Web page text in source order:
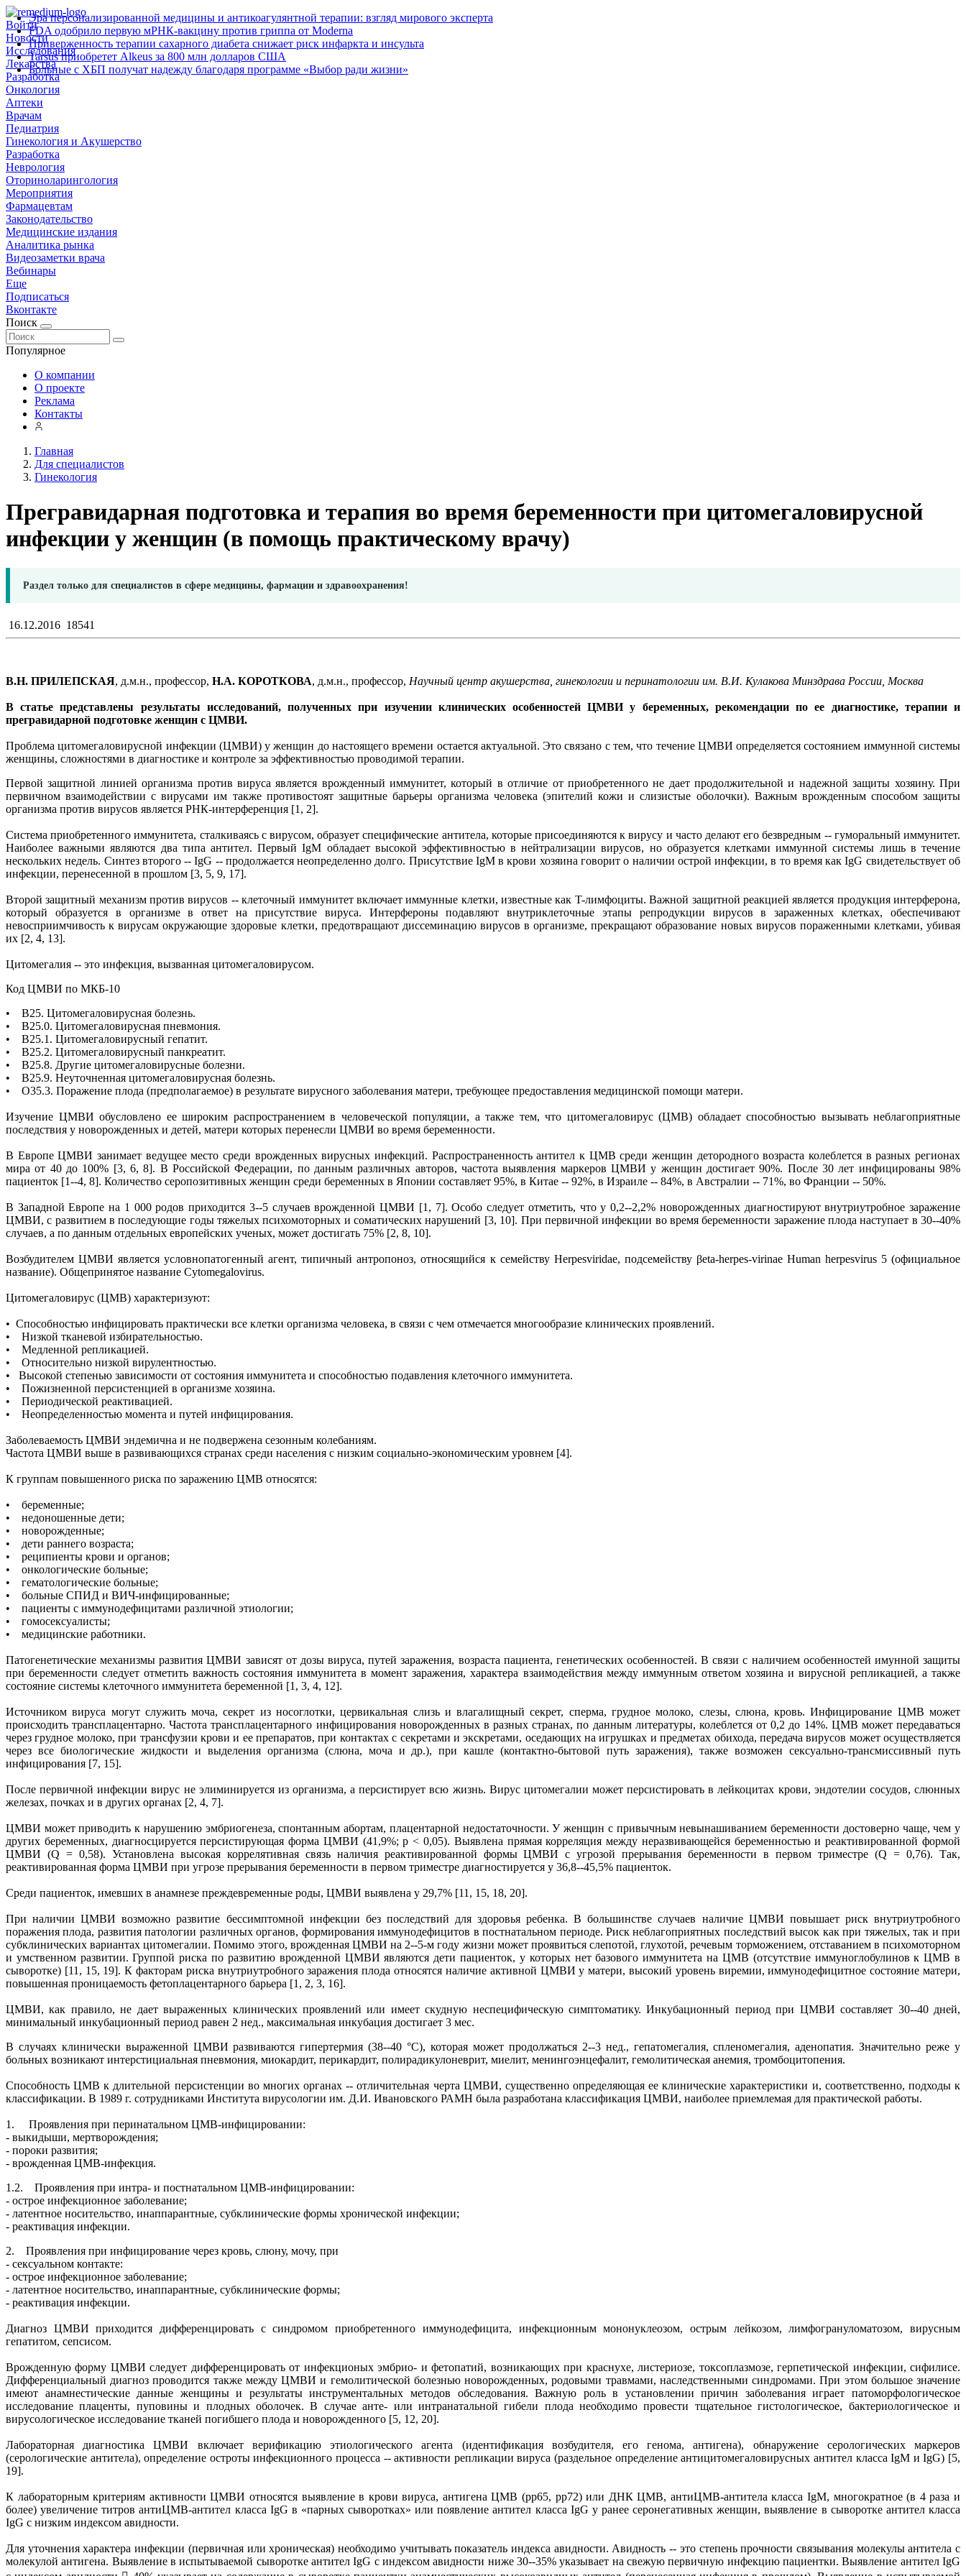
Войти
Новости
Исследования
Лекарства
Разработка
Онкология
Аптеки
Врачам
Педиатрия
Гинекология и Акушерство
Разработка
Неврология
Оториноларингология
Мероприятия
Фармацевтам
Законодательство
Медицинские издания
Аналитика рынка
Видеозаметки врача
Вебинары
Еще
Подписаться
Вконтакте
Поиск
Популярное
Эра персонализированной медицины и антикоагулянтной терапии: взгляд мирового эксперта
FDA одобрило первую мРНК‑вакцину против гриппа от Moderna
Приверженность терапии сахарного диабета снижает риск инфаркта и инсульта
Tarsus приобретет Alkeus за 800 млн долларов США
Больные с ХБП получат надежду благодаря программе «Выбор ради жизни»
О компании
О проекте
Реклама
Контакты
Главная
Для специалистов
Гинекология
Прегравидарная подготовка и терапия во время беременности при цитомегаловирусной
инфекции у женщин (в помощь практическому врачу)
Раздел только для специалистов в сфере медицины, фармации и здравоохранения!
16.12.2016 18541
В.Н. ПРИЛЕПСКАЯ, д.м.н., профессор, Н.А. КОРОТКОВА, д.м.н., профессор, Научный центр акушерства, гинекологии и перинатологии им. В.И. Кулакова Минздрава России, Москва
В статье представлены результаты исследований, полученных при изучении клинических особенностей ЦМВИ у беременных, рекомендации по ее диагностике, терапии и
прегравидарной подготовке женщин с ЦМВИ.
Проблема цитомегаловирусной инфекции (ЦМВИ) у женщин до настоящего времени остается актуальной. Это связано с тем, что течение ЦМВИ определяется состоянием иммунной системы
женщины, сложностями в диагностике и контроле за эффективностью проводимой терапии.
Первой защитной линией организма против вируса является врожденный иммунитет, который в отличие от приобретенного не дает продолжительной и надежной защиты хозяину. При
первичном взаимодействии с вирусами им также противостоят защитные барьеры организма человека (эпителий кожи и слизистые оболочки). Важным врожденным способом защиты
организма против вирусов является РНК-интерференция [1, 2].
Система приобретенного иммунитета, сталкиваясь с вирусом, образует специфические антитела, которые присоединяются к вирусу и часто делают его безвредным -- гуморальный иммунитет.
Наиболее важными являются два типа антител. Первый IgM обладает высокой эффективностью в нейтрализации вирусов, но образуется клетками иммунной системы лишь в течение
нескольких недель. Синтез второго -- IgG -- продолжается неопределенно долго. Присутствие IgM в крови хозяина говорит о наличии острой инфекции, в то время как IgG свидетельствует об
инфекции, перенесенной в прошлом [3, 5, 9, 17].
Второй защитный механизм против вирусов -- клеточный иммунитет включает иммунные клетки, известные как T-лимфоциты. Важной защитной реакцией является продукция интерферона,
который образуется в организме в ответ на присутствие вируса. Интерфероны подавляют внутриклеточные этапы репродукции вирусов в зараженных клетках, обеспечивают
невосприимчивость к вирусам окружающие здоровые клетки, предотвращают диссеминацию вирусов в организме, прекращают образование новых вирусов пораженными клетками, убивая
их [2, 4, 13].
Цитомегалия -- это инфекция, вызванная цитомегаловирусом.
Код ЦМВИ по МКБ-10
• В25. Цитомегаловирусная болезнь.
• В25.0. Цитомегаловирусная пневмония.
• В25.1. Цитомегаловирусный гепатит.
• В25.2. Цитомегаловирусный панкреатит.
• В25.8. Другие цитомегаловирусные болезни.
• В25.9. Неуточненная цитомегаловирусная болезнь.
• О35.3. Поражение плода (предполагаемое) в результате вирусного заболевания матери, требующее предоставления медицинской помощи матери.
Изучение ЦМВИ обусловлено ее широким распространением в человеческой популяции, а также тем, что цитомегаловирус (ЦМВ) обладает способностью вызывать неблагоприятные
последствия у новорожденных и детей, матери которых перенесли ЦМВИ во время беременности.
В Европе ЦМВИ занимает ведущее место среди врожденных вирусных инфекций. Распространенность антител к ЦМВ среди женщин детородного возраста колеблется в разных регионах
мира от 40 до 100% [3, 6, 8]. В Российской Федерации, по данным различных авторов, частота выявления маркеров ЦМВИ у женщин достигает 90%. После 30 лет инфицированы 98%
пациенток [1--4, 8]. Количество серопозитивных женщин среди беременных в Японии составляет 95%, в Китае -- 92%, в Израиле -- 84%, в Австралии -- 71%, во Франции -- 50%.
В Западной Европе на 1 000 родов приходится 3--5 случаев врожденной ЦМВИ [1, 7]. Особо следует отметить, что у 0,2--2,2% новорожденных диагностируют внутриутробное заражение
ЦМВИ, с развитием в последующие годы тяжелых психомоторных и соматических нарушений [3, 10]. При первичной инфекции во время беременности заражение плода наступает в 30--40%
случаев, а по данным отдельных европейских ученых, может достигать 75% [2, 8, 10].
Возбудителем ЦМВИ является условнопатогенный агент, типичный антропоноз, относящийся к семейству Herpesviridae, подсемейству βeta-herpes-virinae Human herpesvirus 5 (официальное
название). Общепринятое название Cytomegalovirus.
Цитомегаловирус (ЦМВ) характеризуют:
• Способностью инфицировать практически все клетки организма человека, в связи с чем отмечается многообразие клинических проявлений.
• Низкой тканевой избирательностью.
• Медленной репликацией.
• Относительно низкой вирулентностью.
• Высокой степенью зависимости от состояния иммунитета и способностью подавления клеточного иммунитета.
• Пожизненной персистенцией в организме хозяина.
• Периодической реактивацией.
• Неопределенностью момента и путей инфицирования.
Заболеваемость ЦМВИ эндемична и не подвержена сезонным колебаниям.
Частота ЦМВИ выше в развивающихся странах среди населения с низким социально-экономическим уровнем [4].
К группам повышенного риска по заражению ЦМВ относятся:
• беременные;
• недоношенные дети;
• новорожденные;
• дети раннего возраста;
• реципиенты крови и органов;
• онкологические больные;
• гематологические больные;
• больные СПИД и ВИЧ-инфицированные;
• пациенты с иммунодефицитами различной этиологии;
• гомосексуалисты;
• медицинские работники.
Патогенетические механизмы развития ЦМВИ зависят от дозы вируса, путей заражения, возраста пациента, генетических особенностей. В связи с наличием особенностей имунной защиты
при беременности следует отметить важность состояния иммунитета в момент заражения, характера взаимодействия между иммунным ответом хозяина и вирусной репликацией, а также
состояние системы клеточного иммунитета беременной [1, 3, 4, 12].
Источником вируса могут служить моча, секрет из носоглотки, цервикальная слизь и влагалищный секрет, сперма, грудное молоко, слезы, слюна, кровь. Инфицирование ЦМВ может
происходить трансплацентарно. Частота трансплацентарного инфицирования новорожденных в разных странах, по данным литературы, колеблется от 0,2 до 14%. ЦМВ может передаваться
через грудное молоко, при трансфузии крови и ее препаратов, при контактах с секретами и экскретами, оседающих на игрушках и предметах обихода, передача вирусов может осуществляется
через все биологические жидкости и выделения организма (слюна, моча и др.), при кашле (контактно-бытовой путь заражения), также возможен сексуально-трансмиссивный путь
инфицирования [7, 15].
После первичной инфекции вирус не элиминируется из организма, а персистирует всю жизнь. Вирус цитомегалии может персистировать в лейкоцитах крови, эндотелии сосудов, слюнных
железах, почках и в других органах [2, 4, 7].
ЦМВИ может приводить к нарушению эмбриогенеза, спонтанным абортам, плацентарной недостаточности. У женщин с привычным невынашиванием беременности достоверно чаще, чем у
других беременных, диагносцируется персистирующая форма ЦМВИ (41,9%; р < 0,05). Выявлена прямая корреляция между неразвивающейся беременностью и реактивированной формой
ЦМВИ (Q = 0,58). Установлена высокая коррелятивная связь наличия реактивированной формы ЦМВИ с угрозой прерывания беременности в первом триместре (Q = 0,76). Так,
реактивированная форма ЦМВИ при угрозе прерывания беременности в первом триместре диагностируется у 36,8--45,5% пациенток.
Среди пациенток, имевших в анамнезе преждевременные роды, ЦМВИ выявлена у 29,7% [11, 15, 18, 20].
При наличии ЦМВИ возможно развитие бессимптомной инфекции без последствий для здоровья ребенка. В большинстве случаев наличие ЦМВИ повышает риск внутриутробного
поражения плода, развития патологии различных органов, формирования иммунодефицитов в постнатальном периоде. Риск неблагоприятных последствий высок как при тяжелых, так и при
субклинических вариантах цитомегалии. Помимо этого, врожденная ЦМВИ на 2--5-м году жизни может проявиться слепотой, глухотой, речевым торможением, отставанием в психомоторном
и умственном развитии. Группой риска по развитию врожденной ЦМВИ являются дети пациенток, у которых нет базового иммунитета на ЦМВ (отсутствие иммуноглобулинов к ЦМВ в
сыворотке) [11, 15, 19]. К факторам риска внутриутробного заражения плода относятся наличие активной ЦМВИ у матери, высокий уровень виремии, иммунодефицитное состояние матери,
повышенная проницаемость фетоплацентарного барьера [1, 2, 3, 16].
ЦМВИ, как правило, не дает выраженных клинических проявлений или имеет скудную неспецифическую симптоматику. Инкубационный период при ЦМВИ составляет 30--40 дней,
минимальный инкубационный период равен 2 нед., максимальная инкубация достигает 3 мес.
В случаях клинически выраженной ЦМВИ развиваются гипертермия (38--40 °С), которая может продолжаться 2--3 нед., гепатомегалия, спленомегалия, аденопатия. Значительно реже у
больных возникают интерстициальная пневмония, миокардит, перикардит, полирадикулоневрит, миелит, менингоэнцефалит, гемолитическая анемия, тромбоцитопения.
Способность ЦМВ к длительной персистенции во многих органах -- отличительная черта ЦМВИ, существенно определяющая ее клинические характеристики и, соответственно, подходы к
классификации. В 1989 г. сотрудниками Института вирусологии им. Д.И. Ивановского РАМН была разработана классификация ЦМВИ, наиболее приемлемая для практической работы.
1. Проявления при перинатальном ЦМВ-инфицировании:
- выкидыши, мертворождения;
- пороки развития;
- врожденная ЦМВ-инфекция.
1.2. Проявления при интра- и постнатальном ЦМВ-инфицировании:
- острое инфекционное заболевание;
- латентное носительство, инаппарантные, субклинические формы хронической инфекции;
- реактивация инфекции.
2. Проявления при инфицирование через кровь, слюну, мочу, при
- сексуальном контакте:
- острое инфекционное заболевание;
- латентное носительство, инаппарантные, субклинические формы;
- реактивация инфекции.
Диагноз ЦМВИ приходится дифференцировать с синдромом приобретенного иммунодефицита, инфекционным мононуклеозом, острым лейкозом, лимфогрануломатозом, вирусным
гепатитом, сепсисом.
Врожденную форму ЦМВИ следует дифференцировать от инфекционых эмбрио- и фетопатий, возникающих при краснухе, листериозе, токсоплазмозе, герпетической инфекции, сифилисе.
Дифференциальный диагноз проводится также между ЦМВИ и гемолитической болезнью новорожденных, родовыми травмами, наследственными синдромами. При этом большое значение
имеют анамнестические данные женщины и результаты инструментальных методов обследования. Важную роль в установлении причин заболевания играет патоморфологическое
исследование плаценты, пуповины и плодных оболочек. В случае анте- или интранатальной гибели плода необходимо провести тщательное гистологическое, бактериологическое и
вирусологическое исследование тканей погибшего плода и новорожденного [5, 12, 20].
Лабораторная диагностика ЦМВИ включает верификацию этиологического агента (идентификация возбудителя, его генома, антигена), обнаружение серологических маркеров
(серологические антитела), определение остроты инфекционного процесса -- активности репликации вируса (раздельное определение антицитомегаловирусных антител класса IgM и IgG) [5,
19].
К лабораторным критериям активности ЦМВИ относятся выявление в крови вируса, антигена ЦМВ (pp65, pp72) или ДНК ЦМВ, антиЦМВ-антитела класса IgM, многократное (в 4 раза и
более) увеличение титров антиЦМВ-антител класса IgG в «парных сыворотках» или появление антител класса IgG у ранее серонегативных женщин, выявление в сыворотке антител класса
IgG с низким индексом авидности.
Для уточнения характера инфекции (первичная или хроническая) необходимо учитывать показатель индекса авидности. Авидность -- это степень прочности связывания молекулы антитела с
молекулой антигена. Выявление в испытываемой сыворотке антител IgG с индексом авидности ниже 30--35% указывает на свежую первичную инфекцию пациентки. Выявление антител IgG